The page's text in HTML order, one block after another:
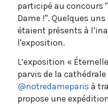
participé au concours
Dame !". Quelques
étaient présents à
l'exposition.
L’exposition «
parvis de la
@notredameparis à
propose une